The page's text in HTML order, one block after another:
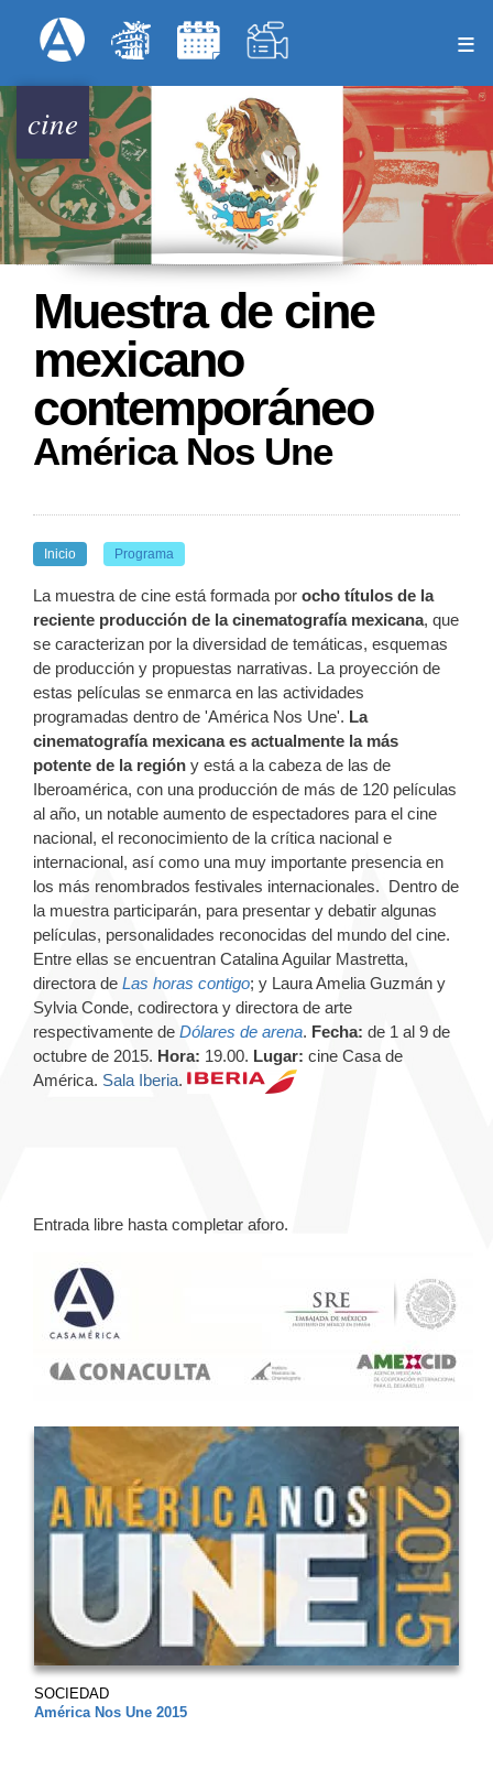
al
principal
Menú Superior
cine
Muestra de cine
mexicano
contemporáneo
América Nos Une
Inicio Programa
La muestra de cine está formada por ocho títulos de la
reciente producción de la cinematografía mexicana, que
se caracterizan por la diversidad de temáticas, esquemas
de producción y propuestas narrativas. La proyección de
estas películas se enmarca en las actividades
programadas dentro de 'América Nos Une'. La
cinematografía mexicana es actualmente la más
potente de la región y está a la cabeza de las de
Iberoamérica, con una producción de más de 120 películas
al año, un notable aumento de espectadores para el cine
nacional, el reconocimiento de la crítica nacional e
internacional, así como una muy importante presencia en
los más renombrados festivales internacionales. Dentro de
la muestra participarán, para presentar y debatir algunas
películas, personalidades reconocidas del mundo del cine.
Entre ellas se encuentran Catalina Aguilar Mastretta,
directora de Las horas contigo; y Laura Amelia Guzmán y
Sylvia Conde, codirectora y directora de arte
respectivamente de Dólares de arena. Fecha: de 1 al 9 de
octubre de 2015. Hora: 19.00. Lugar: cine Casa de
América. Sala Iberia.
Entrada libre hasta completar aforo.
SOCIEDAD
América Nos Une 2015